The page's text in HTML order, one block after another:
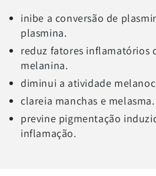
inibe a conversão de
plasmina.
reduz fatores inflamatórios
melanina.
diminui a atividade
clareia manchas e melasma.
previne pigmentação
inflamação.